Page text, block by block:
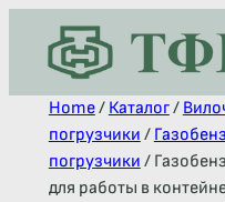
Home/ Каталог/
погрузчики /
погрузчики /
для работы в